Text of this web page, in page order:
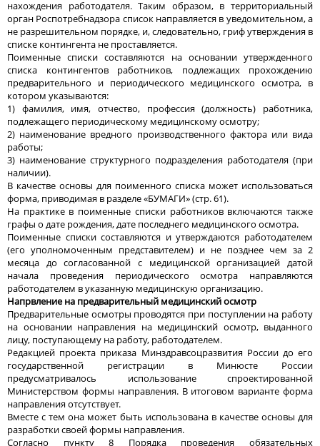
нахождения работодателя. Таким образом, в территориальный
орган Роспотребнадзора список направляется в уведомительном, а
не разрешительном порядке, и, следовательно, гриф утверждения в
списке контингента не проставляется.
Поименные списки составляются на основании утвержденного
списка контингентов работников, подлежащих прохождению
предварительного и периодического медицинского осмотра, в
котором указываются:
1) фамилия, имя, отчество, профессия (должность) работника,
подлежащего периодическому медицинскому осмотру;
2) наименование вредного производственного фактора или вида
работы;
3) наименование структурного подразделения работодателя (при
наличии).
В качестве основы для поименного списка может использоваться
форма, приводимая в разделе «БУМАГИ» (стр. 61).
На практике в поименные списки работников включаются также
графы о дате рождения, дате последнего медицинского осмотра.
Поименные списки составляются и утверждаются работодателем
(его уполномоченным представителем) и не позднее чем за 2
месяца до согласованной с медицинской организацией датой
начала проведения периодического осмотра направляются
работодателем в указанную медицинскую организацию.
Напрвление на предварительный медицинский осмотр
Предварительные осмотры проводятся при поступлении на работу
на основании направления на медицинский осмотр, выданного
лицу, поступающему на работу, работодателем.
Редакцией проекта приказа Минздравсоцразвития России до его
государственной регистрации в Минюсте России
предусматривалось использование спроектированной
Министерством формы направления. В итоговом варианте форма
направления отсутствует.
Вместе с тем она может быть использована в качестве основы для
разработки своей формы направления.
Согласно пункту 8 Порядка проведения обязательных